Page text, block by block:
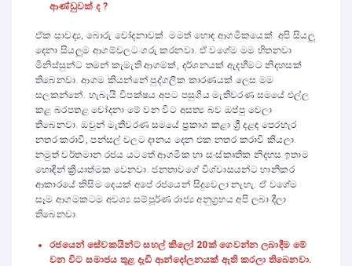
ආණ්ඩුවක් ද ?
ඒක සාවද්‍ය, බොරු චෝදනාවක්. මමත් හොඳ ආගමිකයෙක්. අපි සියලු
දෙනා සියලුම ආගම්වලට ගරු කරනවා. ඒ වගේම මම හිතනවා
මිනිස්සුන්ට තමන් කැමැති ආගමක්, දර්ශනයක් ඇදහීමට නිදහසක්
තිබෙනවා. ආගම කියන්නේ පුද්ගලික කාරණයක් ලෙස මම
සලකන්නේ. හැබැයි විපක්ෂය අපට පසුගිය මැතිවරණ සමයේ එල්ල
කළ බරපතළ චෝදනා මේ වන විට අසත්‍ය බව ඔප්පු වෙලා
තිබෙනවා. ඔවුන් මැතිවරණ සමයේ ප්‍රකාශ කළා ශ්‍රී දළඳ පෙරහැර
නතර කරාවී, පන්සල් වලට දානය දෙන එක නතර කරාවි කියලා.
නමුත් වර්තමාන රජය යටතේ ආගමික හා සංස්කෘතික නිදහස ඉතාම
හොඳින් ක්‍රියාත්මක වෙනවා. ජනතාවගේ විශ්වාසයන්ට හානිකර
ආකාරයේ කිසිම දෙයක් අපේ රජයෙන් සිදුවෙලා නැහැ. ඒ වගේම
සෑම ආගමකටම අවශ්‍ය සම්පූර්ණ රාජ්‍ය අනුග්‍රහය අපි ලබා දීලා
තිබෙනවා.
රජයෙන් සේවකයින්ට සහල් කිලෝ 20ක් ගෙවන්න ලබාදීම මේ
වන විට සමාජය තුළ දැඩි ආන්දෝලනයක් ඇති කරලා තිබෙනවා.